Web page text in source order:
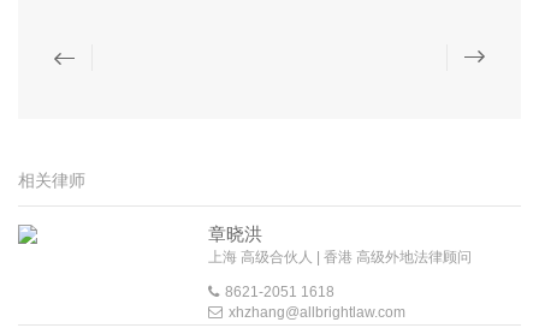
相关律师
章晓洪
上海 高级合伙人 | 香港 高级外地法律顾问
8621-2051 1618
xhzhang@allbrightlaw.com